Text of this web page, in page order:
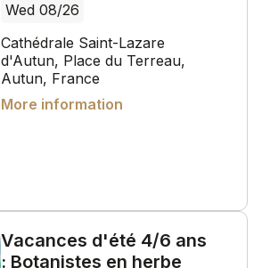
Wed 08/26
Cathédrale Saint-Lazare
d'Autun, Place du Terreau,
Autun, France
More information
Vacances d'été 4/6 ans
: Botanistes en herbe